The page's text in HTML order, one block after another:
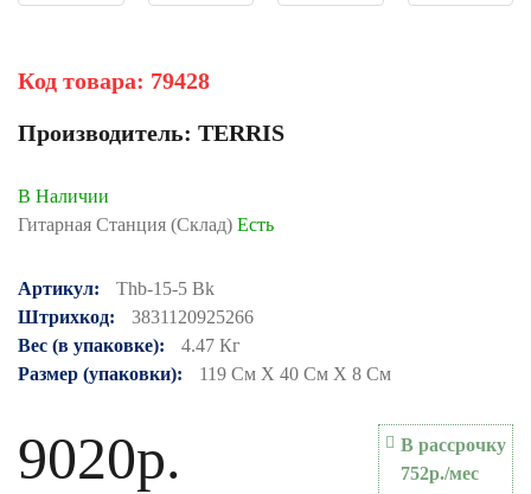
Код товара: 79428
Производитель: TERRIS
В Наличии
Гитарная Станция (Склад) Есть
Артикул:
Thb-15-5 Bk
Штрихкод:
3831120925266
Вес (в упаковке):
4.47 Кг
Размер (упаковки):
119 См X 40 См X 8 См
9020р.
В рассрочку
752р./мес